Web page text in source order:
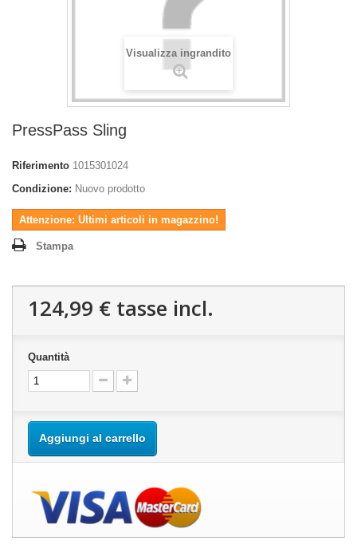
Visualizza ingrandito
PressPass Sling
Riferimento 1015301024
Condizione: Nuovo prodotto
Attenzione: Ultimi articoli in magazzino!
Stampa
124,99 € tasse incl.
Quantità
Aggiungi al carrello